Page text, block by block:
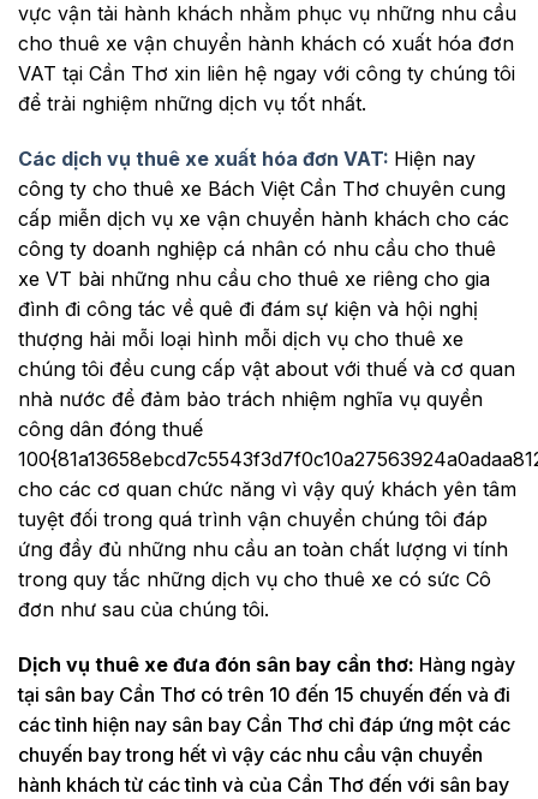
vực vận tải hành khách nhằm phục vụ những nhu cầu
cho thuê xe vận chuyển hành khách có xuất hóa đơn
VAT tại Cần Thơ xin liên hệ ngay với công ty chúng tôi
để trải nghiệm những dịch vụ tốt nhất.
Các dịch vụ thuê xe xuất hóa đơn VAT: Hiện nay
công ty cho thuê xe Bách Việt Cần Thơ chuyên cung
cấp miễn dịch vụ xe vận chuyển hành khách cho các
công ty doanh nghiệp cá nhân có nhu cầu cho thuê
xe VT bài những nhu cầu cho thuê xe riêng cho gia
đình đi công tác về quê đi đám sự kiện và hội nghị
thượng hải mỗi loại hình mỗi dịch vụ cho thuê xe
chúng tôi đều cung cấp vật about với thuế và cơ quan
nhà nước để đảm bảo trách nhiệm nghĩa vụ quyền
công dân đóng thuế
cho các cơ quan chức năng vì vậy quý khách yên tâm
tuyệt đối trong quá trình vận chuyển chúng tôi đáp
ứng đầy đủ những nhu cầu an toàn chất lượng vi tính
trong quy tắc những dịch vụ cho thuê xe có sức Cô
đơn như sau của chúng tôi.
Dịch vụ thuê xe đưa đón sân bay cần thơ: Hàng ngày
tại sân bay Cần Thơ có trên 10 đến 15 chuyến đến và đi
các tỉnh hiện nay sân bay Cần Thơ chỉ đáp ứng một các
chuyến bay trong hết vì vậy các nhu cầu vận chuyển
hành khách từ các tỉnh và của Cần Thơ đến với sân bay